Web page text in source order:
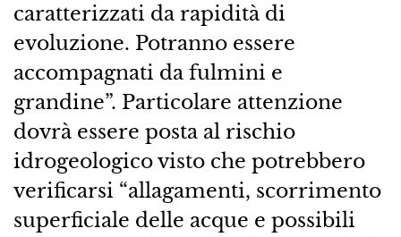
caratterizzati da rapidità di
evoluzione. Potranno essere
accompagnati da fulmini e
grandine”. Particolare attenzione
dovrà essere posta al rischio
idrogeologico visto che potrebbero
verificarsi “allagamenti, scorrimento
superficiale delle acque e possibili